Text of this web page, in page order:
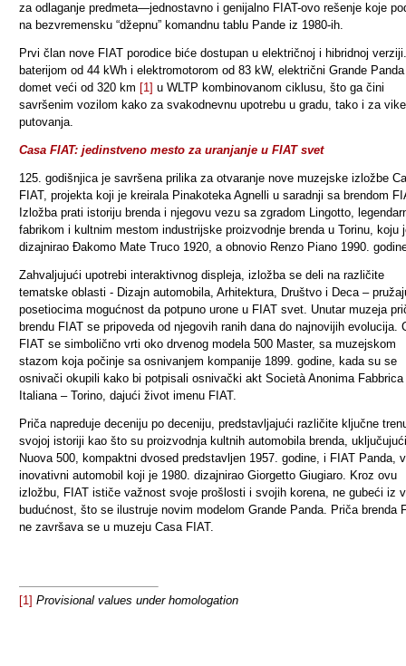
za odlaganje predmeta—jednostavno i genijalno FIAT-ovo rešenje koje
na bezvremensku “džepnu” komandnu tablu Pande iz 1980-ih.
Prvi član nove FIAT porodice biće dostupan u električnoj i hibridnoj
baterijom od 44 kWh i elektromotorom od 83 kW, električni Grande
domet veći od 320 km [1] u WLTP kombinovanom ciklusu, što ga čini
savršenim vozilom kako za svakodnevnu upotrebu u gradu, tako i za
putovanja.
Casa FIAT: jedinstveno mesto za uranjanje u FIAT svet
125. godišnjica je savršena prilika za otvaranje nove muzejske izložbe
FIAT, projekta koji je kreirala Pinakoteka Agnelli u saradnji sa brendom
Izložba prati istoriju brenda i njegovu vezu sa zgradom Lingotto,
fabrikom i kultnim mestom industrijske proizvodnje brenda u Torinu, koju
dizajnirao Đakomo Mate Truco 1920, a obnovio Renzo Piano 1990.
Zahvaljujući upotrebi interaktivnog displeja, izložba se deli na različite
tematske oblasti - Dizajn automobila, Arhitektura, Društvo i Deca –
posetiocima mogućnost da potpuno urone u FIAT svet. Unutar muzeja
brendu FIAT se pripoveda od njegovih ranih dana do najnovijih evolucija.
FIAT se simbolično vrti oko drvenog modela 500 Master, sa muzejskom
stazom koja počinje sa osnivanjem kompanije 1899. godine, kada su se
osnivači okupili kako bi potpisali osnivački akt Società Anonima Fabbrica
Italiana – Torino, dajući život imenu FIAT.
Priča napreduje deceniju po deceniju, predstavljajući različite ključne
svojoj istoriji kao što su proizvodnja kultnih automobila brenda,
Nuova 500, kompaktni dvosed predstavljen 1957. godine, i FIAT Panda,
inovativni automobil koji je 1980. dizajnirao Giorgetto Giugiaro. Kroz ovu
izložbu, FIAT ističe važnost svoje prošlosti i svojih korena, ne gubeći iz
budućnost, što se ilustruje novim modelom Grande Panda. Priča brenda
ne završava se u muzeju Casa FIAT.
[1] Provisional values under homologation